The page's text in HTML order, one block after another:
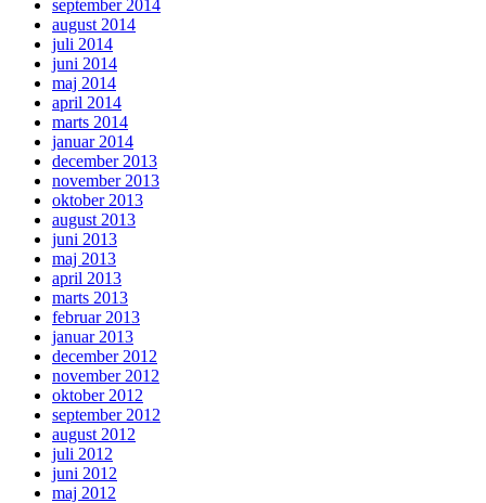
september 2014
august 2014
juli 2014
juni 2014
maj 2014
april 2014
marts 2014
januar 2014
december 2013
november 2013
oktober 2013
august 2013
juni 2013
maj 2013
april 2013
marts 2013
februar 2013
januar 2013
december 2012
november 2012
oktober 2012
september 2012
august 2012
juli 2012
juni 2012
maj 2012